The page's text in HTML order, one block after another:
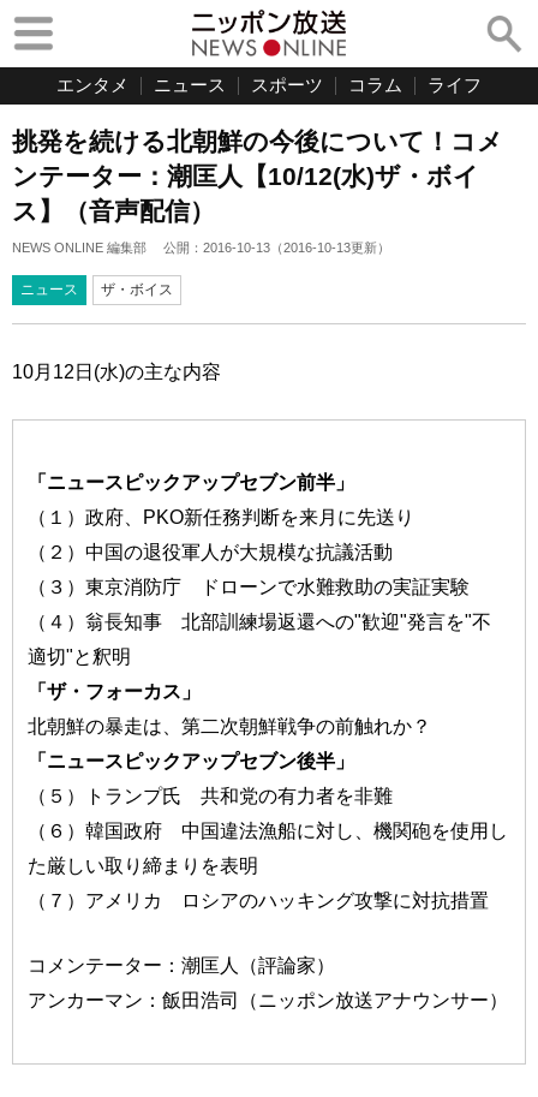
エンタメ ニュース スポーツ コラム ライフ
挑発を続ける北朝鮮の今後について！コメ
ンテーター：潮匡人【10/12(水)ザ・ボイ
ス】（音声配信）
NEWS ONLINE 編集部 公開： 2016-10-13 （2016-10-13更新）
ニュース ザ・ボイス
10月12日(水)の主な内容
「ニュースピックアップセブン前半」
（１）政府、PKO新任務判断を来月に先送り
（２）中国の退役軍人が大規模な抗議活動
（３）東京消防庁 ドローンで水難救助の実証実験
（４）翁長知事 北部訓練場返還への"歓迎"発言を"不
適切"と釈明
「ザ・フォーカス」
北朝鮮の暴走は、第二次朝鮮戦争の前触れか？
「ニュースピックアップセブン後半」
（５）トランプ氏 共和党の有力者を非難
（６）韓国政府 中国違法漁船に対し、機関砲を使用し
た厳しい取り締まりを表明
（７）アメリカ ロシアのハッキング攻撃に対抗措置
コメンテーター：潮匡人（評論家）
アンカーマン：飯田浩司（ニッポン放送アナウンサー）